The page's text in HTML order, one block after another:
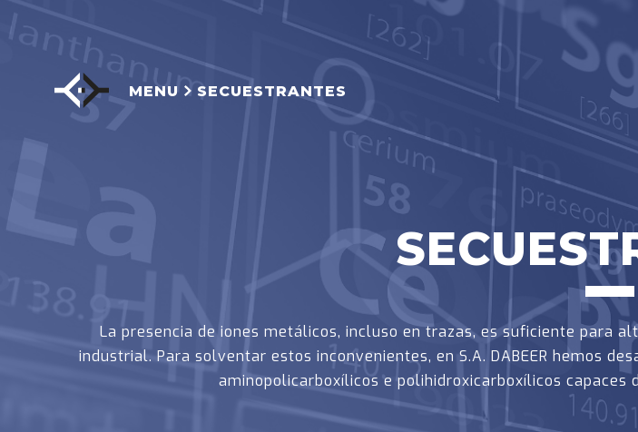
MENU SECUESTRANTES
La presencia de iones metálicos, incluso en trazas, es suficiente para
industrial. Para solventar estos inconvenientes, en S.A. DABEER hemos
aminopolicarboxílicos e polihidroxicarboxílicos